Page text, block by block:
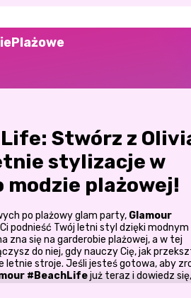
Stwórz z
stylizacje w
modzie plażowej!
po plażowy glam party, Glamour
podnieść Twój letni styl dzięki modnym
zna się na garderobie plażowej, a w tej
do niej, gdy nauczy Cię, jak
stroje. Jeśli jesteś gotowa, aby
#BeachLifejuż teraz i dowiedz